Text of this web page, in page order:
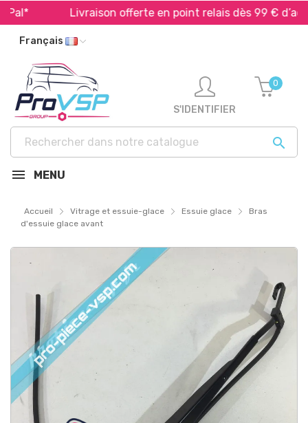
Livraison offerte en point relais dès 99 €
Français

S'IDENTIFIER
0
MENU
Accueil Vitrage et essuie-glace Essuie glace
Bras
d'essuie glace avant